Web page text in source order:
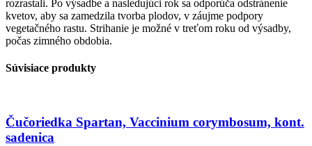
rozrastali. Po výsadbe a nasledujúci rok sa odporúča odstránenie
kvetov, aby sa zamedzila tvorba plodov, v záujme podpory
vegetačného rastu. Strihanie je možné v treťom roku od výsadby,
počas zimného obdobia.
Súvisiace produkty
Čučoriedka Spartan, Vaccinium corymbosum, kont.
sadenica